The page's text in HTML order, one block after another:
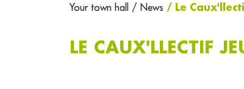
Your town hall / News / Le
LE CAUX'LLECTIF